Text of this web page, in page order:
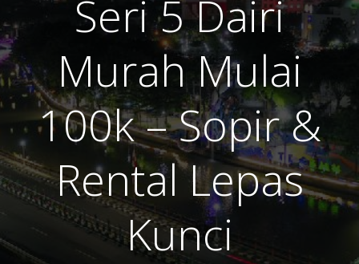
Seri 5 Dairi
Murah Mulai
100k – Sopir &
Rental Lepas
Kunci